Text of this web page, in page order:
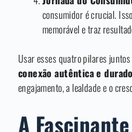
consumidor é crucial.
memorável e traz
Usar esses quatro pilares
conexão autêntica e
engajamento, a lealdade e o
A